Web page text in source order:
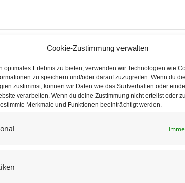
Cookie-Zustimmung verwalten
optimales Erlebnis zu bieten, verwenden wir Technologien wie
zu speichern und/oder darauf zuzugreifen. Wenn du
zustimmst, können wir Daten wie das Surfverhalten oder
verarbeiten. Wenn du deine Zustimmung nicht erteilst oder
Merkmale und Funktionen beeinträchtigt werden.
Browser für die nächste Kommentierung speichern.